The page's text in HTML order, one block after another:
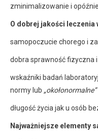
zminimalizowanie i
O dobrej jakości leczenia
samopoczucie chorego i
dobra sprawność fizyczna
wskaźniki badań
normy lub „okołonormalne”
długość życia jak u osób
Najważniejsze elementy